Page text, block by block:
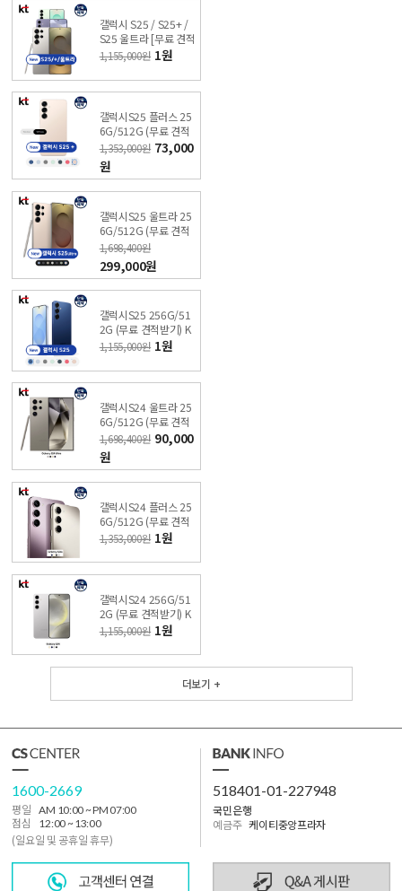
갤럭시 S25 / S25+ /
S25 울트라 [무료 견적
받기] 싼올레폰
1,155,000원 1원
갤럭시S25 플러스 25
6G/512G (무료 견적
받기) KT 온라인샵 싼
올레폰
1,353,000원 73,000
원
갤럭시S25 울트라 25
6G/512G (무료 견적
받기) KT 온라인샵 싼
올레폰
1,698,400원
299,000원
갤럭시S25 256G/51
2G (무료 견적받기) K
T 온라인샵 싼올레폰
1,155,000원 1원
갤럭시S24 울트라 25
6G/512G (무료 견적
받기) KT 온라인샵 싼
올레폰
1,698,400원 90,000
원
갤럭시S24 플러스 25
6G/512G (무료 견적
받기) KT 온라인샵 싼
올레폰
1,353,000원 1원
갤럭시S24 256G/51
2G (무료 견적받기) K
T 온라인샵 싼올레폰
1,155,000원 1원
더보기 +
1600-2669
평일
AM 10:00 ~ PM 07:00
점심
12:00 ~ 13:00
(일요일 및 공휴일 휴무)
518401-01-227948
국민은행
예금주 케이티중앙프라자